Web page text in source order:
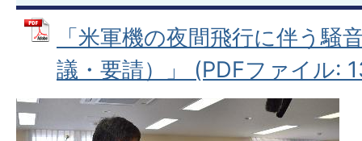
「米軍機の夜間飛行に伴う騒
議・要請）」 (PDFファイル: